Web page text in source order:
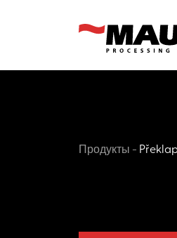
Продукты -